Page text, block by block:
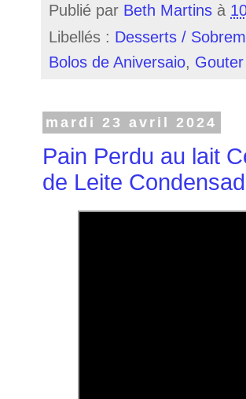
Publié par Beth Martins à
Libellés : Desserts /
Bolos de Aniversaio,
mardi 23 avril 2024
Pain Perdu au lait
de Leite